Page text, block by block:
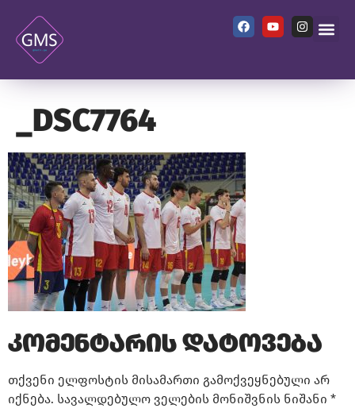
_DSC7764
კომენტარის დატოვება
თქვენი ელფოსტის მისამართი გამოქვეყნებული არ
იქნება. სავალდებულო ველების მონიშვნის ნიშანი *